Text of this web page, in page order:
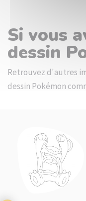
Si vous
dessin
Retrouvez d'autres
dessin Pokémon